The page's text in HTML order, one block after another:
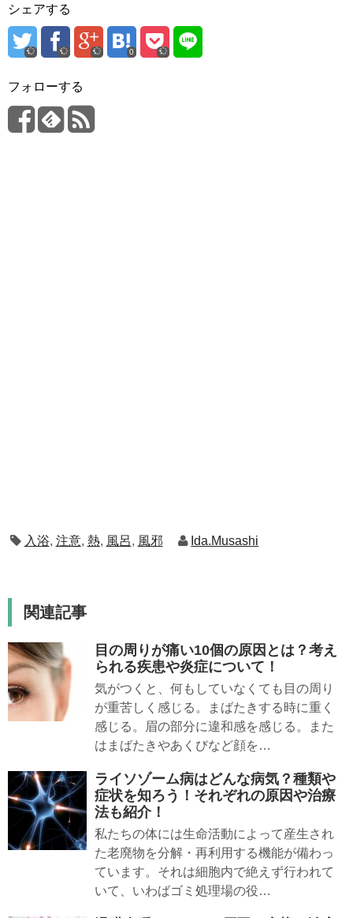
シェアする
0
フォローする
入浴, 注意, 熱, 風呂, 風邪 Ida.Musashi
関連記事
目の周りが痛い10個の原因とは？考え
られる疾患や炎症について！
気がつくと、何もしていなくても目の周り
が重苦しく感じる。まばたきする時に重く
感じる。眉の部分に違和感を感じる。また
はまばたきやあくびなど顔を…
ライソゾーム病はどんな病気？種類や
症状を知ろう！それぞれの原因や治療
法も紹介！
私たちの体には生命活動によって産生され
た老廃物を分解・再利用する機能が備わっ
ています。それは細胞内で絶えず行われて
いて、いわばゴミ処理場の役…